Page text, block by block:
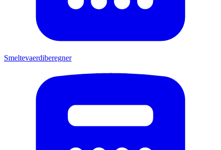
Smeltevaerdiberegner